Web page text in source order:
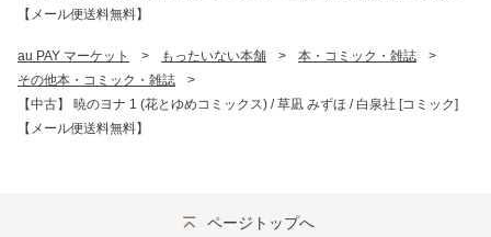
【メール便送料無料】
au PAY マーケット > もったいない本舗 > 本・コミック・雑誌
>
その他本・コミック・雑誌
>
【中古】 暁のヨナ 1 (花とゆめコミックス) / 草凪 みずほ / 白泉社 [コミック]
【メール便送料無料】
ページトップへ